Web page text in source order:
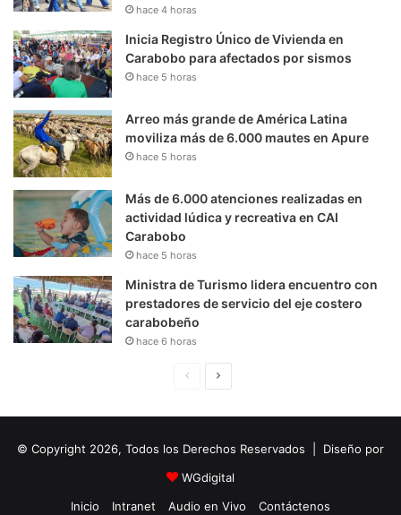
hace 4 horas
Inicia Registro Único de Vivienda en
Carabobo para afectados por sismos
hace 5 horas
Arreo más grande de América Latina
moviliza más de 6.000 mautes en Apure
hace 5 horas
Más de 6.000 atenciones realizadas en
actividad lúdica y recreativa en CAI
Carabobo
hace 5 horas
Ministra de Turismo lidera encuentro con
prestadores de servicio del eje costero
carabobeño
hace 6 horas
i
n
a
u
i
e
© Copyright 2026, Todos los Derechos Reservados | Diseño por
WGdigital
Inicio
Intranet Audio en Vivo Contáctenos